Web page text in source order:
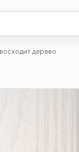
дерево